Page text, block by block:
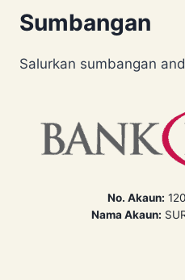
Sumbangan
Salurkan sumbangan
No. Akaun:
Nama Akaun: